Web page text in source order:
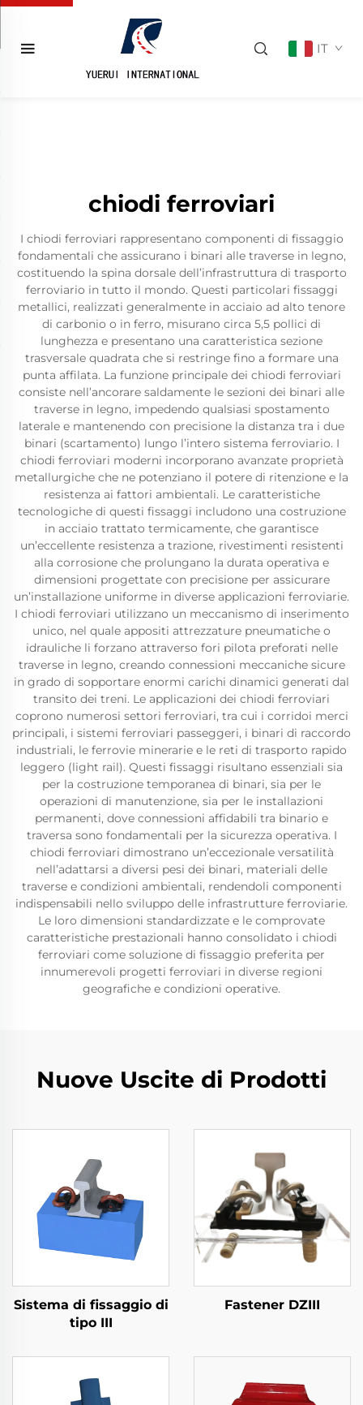
IT
chiodi ferroviari
I chiodi ferroviari rappresentano componenti di fissaggio
fondamentali che assicurano i binari alle traverse in legno,
costituendo la spina dorsale dell’infrastruttura di trasporto
ferroviario in tutto il mondo. Questi particolari fissaggi
metallici, realizzati generalmente in acciaio ad alto tenore
di carbonio o in ferro, misurano circa 5,5 pollici di
lunghezza e presentano una caratteristica sezione
trasversale quadrata che si restringe fino a formare una
punta affilata. La funzione principale dei chiodi ferroviari
consiste nell’ancorare saldamente le sezioni dei binari alle
traverse in legno, impedendo qualsiasi spostamento
laterale e mantenendo con precisione la distanza tra i due
binari (scartamento) lungo l’intero sistema ferroviario. I
chiodi ferroviari moderni incorporano avanzate proprietà
metallurgiche che ne potenziano il potere di ritenzione e la
resistenza ai fattori ambientali. Le caratteristiche
tecnologiche di questi fissaggi includono una costruzione
in acciaio trattato termicamente, che garantisce
un’eccellente resistenza a trazione, rivestimenti resistenti
alla corrosione che prolungano la durata operativa e
dimensioni progettate con precisione per assicurare
un’installazione uniforme in diverse applicazioni ferroviarie.
I chiodi ferroviari utilizzano un meccanismo di inserimento
unico, nel quale appositi attrezzature pneumatiche o
idrauliche li forzano attraverso fori pilota preforati nelle
traverse in legno, creando connessioni meccaniche sicure
in grado di sopportare enormi carichi dinamici generati dal
transito dei treni. Le applicazioni dei chiodi ferroviari
coprono numerosi settori ferroviari, tra cui i corridoi merci
principali, i sistemi ferroviari passeggeri, i binari di raccordo
industriali, le ferrovie minerarie e le reti di trasporto rapido
leggero (light rail). Questi fissaggi risultano essenziali sia
per la costruzione temporanea di binari, sia per le
operazioni di manutenzione, sia per le installazioni
permanenti, dove connessioni affidabili tra binario e
traversa sono fondamentali per la sicurezza operativa. I
chiodi ferroviari dimostrano un’eccezionale versatilità
nell’adattarsi a diversi pesi dei binari, materiali delle
traverse e condizioni ambientali, rendendoli componenti
indispensabili nello sviluppo delle infrastrutture ferroviarie.
Le loro dimensioni standardizzate e le comprovate
caratteristiche prestazionali hanno consolidato i chiodi
ferroviari come soluzione di fissaggio preferita per
innumerevoli progetti ferroviari in diverse regioni
geografiche e condizioni operative.
Nuove Uscite di Prodotti
Sistema di fissaggio di
tipo III
Fastener DZIII